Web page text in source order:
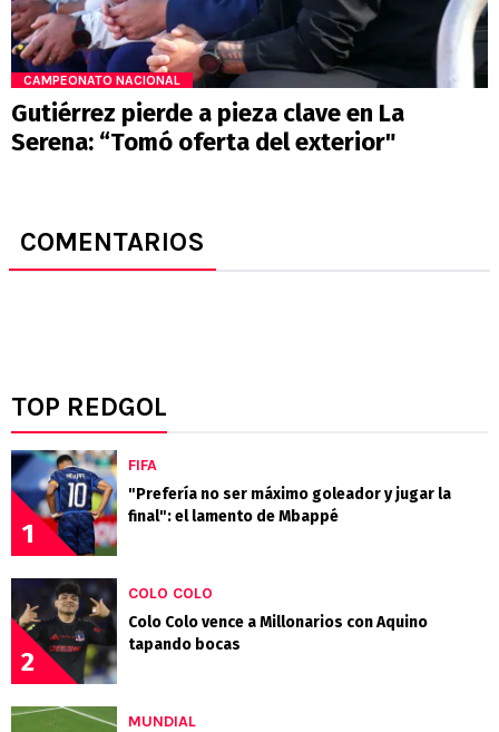
CAMPEONATO NACIONAL
Gutiérrez pierde a pieza clave en La
Serena: “Tomó oferta del exterior"
COMENTARIOS
TOP REDGOL
1
FIFA
"Prefería no ser máximo goleador y jugar la
final": el lamento de Mbappé
2
COLO COLO
Colo Colo vence a Millonarios con Aquino
tapando bocas
MUNDIAL